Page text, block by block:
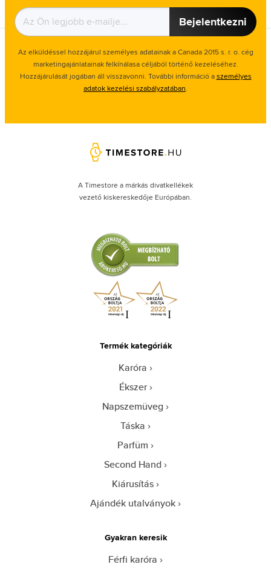
Bejelentkezni
Az elküldéssel hozzájárul személyes adatainak a Canada 2015 s. r. o. cég
marketingajánlatainak felkínálasa céljából történő kezeléséhez.
Hozzájárulását jogában áll visszavonni. További információ aszemélyes
adatok kezelési szabályzatában.
A Timestore a márkás divatkellékek
vezető kiskereskedője Európában.
Termék kategóriák
Karóra
Ékszer
Napszemüveg
Táska
Parfüm
Second Hand
Kiárusítás
Ajándék utalványok
Gyakran keresik
Férfi karóra